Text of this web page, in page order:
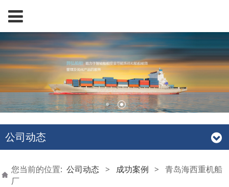
公司动态
您当前的位置: 公司动态 > 成功案例 >
青岛海西重机船
厂